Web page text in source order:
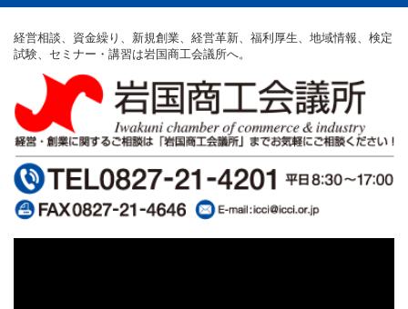
経営相談、資金繰り、新規創業、経営革新、福利厚生、地域情報、検定
試験、セミナー・講習は岩国商工会議所へ。